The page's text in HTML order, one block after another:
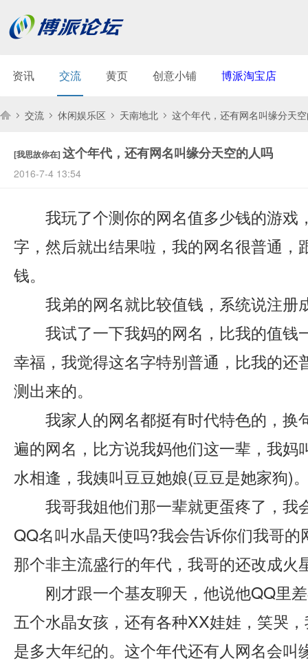
资讯 交流 黄页 创意小铺 博派淘宝店
交流 休闲娱乐区 天南地北 这个年代，还有网名叫缘分天
[我思故你在] 这个年代，还有网名叫缘分天空的人吗
2016-7-4 13:54
我玩了个测你的网名值多少钱的游戏
字，然后就出结果啦，我的网名很普通，
钱。
我弟的网名就比较值钱，系统说注册
我试了一下我妈的网名，比我的值钱
幸福，我觉得这名字特别普通，比我的还
测出来的。
我家人的网名都挺有时代特色的，换
遍的网名，比方说我妈他们这一辈，我妈
水相逢，我姨叫豆豆她娘(豆豆是她家狗)
我哥我姐他们那一辈就更蛋疼了，我
QQ名叫水晶天使吗?我会告诉你们我哥
那个非主流盛行的年代，我哥的还改成火
刚才跟一个基友聊天，他说他QQ里差
五个水晶女孩，还有各种XX娃娃，笑哭
是多大年纪的。这个年代还有人网名会叫